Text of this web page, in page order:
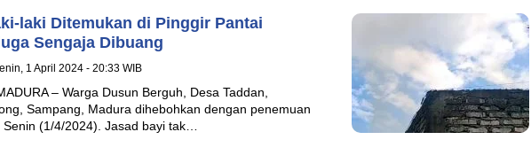
laki Ditemukan di Pinggir Pantai
Sengaja Dibuang
1 April 2024 - 20:33 WIB
– Warga Dusun Berguh, Desa Taddan,
Sampang, Madura dihebohkan dengan penemuan
(1/4/2024). Jasad bayi tak…